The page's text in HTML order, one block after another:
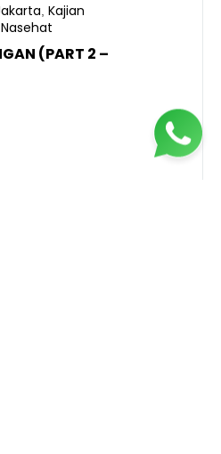
Kajian
(PART 2 –